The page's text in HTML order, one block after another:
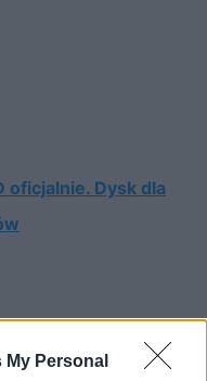
Personal
oficjalnie. Dysk dla